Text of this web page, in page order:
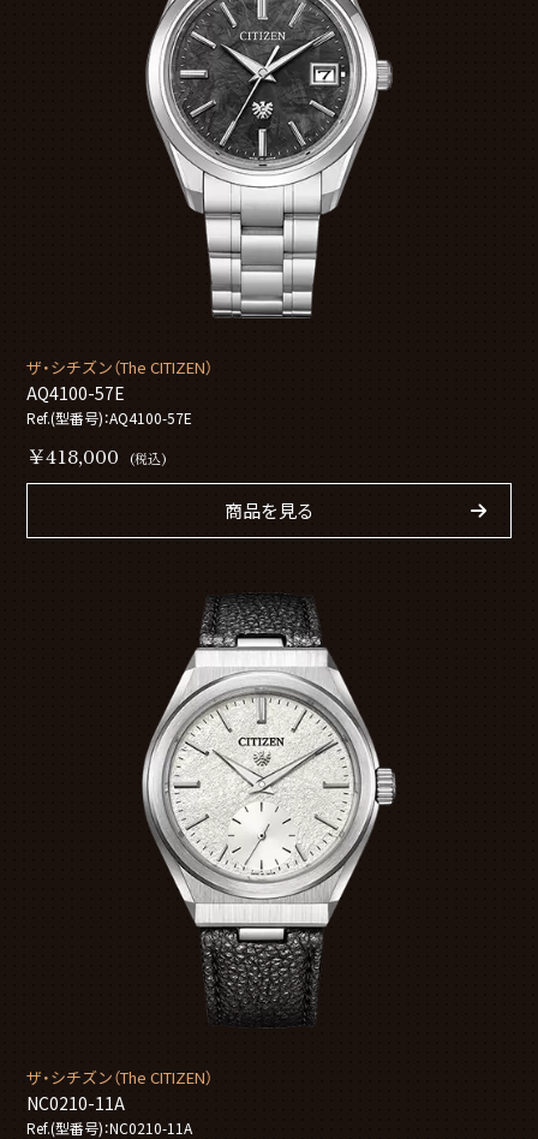
ザ・シチズン（The CITIZEN）
AQ4100-57E
Ref.(型番号)：AQ4100-57E
￥418,000 (税込)
商品を見る
ザ・シチズン（The CITIZEN）
NC0210-11A
Ref.(型番号)：NC0210-11A